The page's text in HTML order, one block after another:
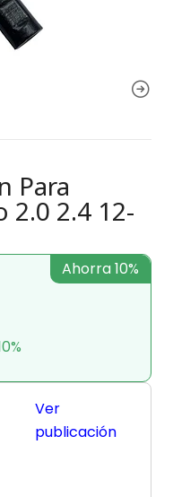
Para
2.0 2.4 12-
Ahorra 10%
Ver
publicación